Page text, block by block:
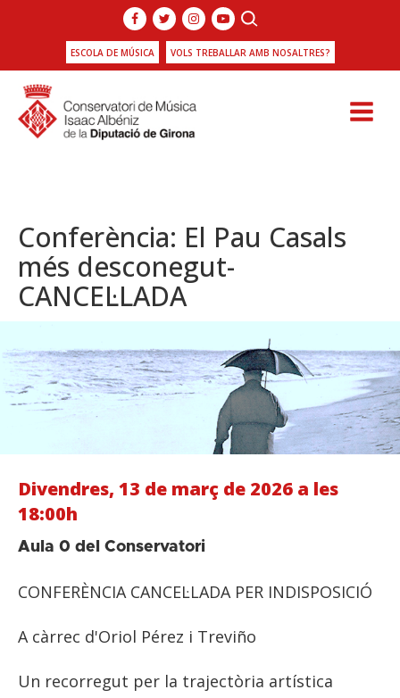
ESCOLA DE MÚSICA VOLS TREBALLAR AMB NOSALTRES?
Conferència: El Pau Casals
més desconegut-
CANCEL·LADA
Divendres, 13 de març de 2026 a les
18:00h
Aula 0 del Conservatori
CONFERÈNCIA CANCEL·LADA PER INDISPOSICIÓ
A càrrec d'Oriol Pérez i Treviño
Un recorregut per la trajectòria artística